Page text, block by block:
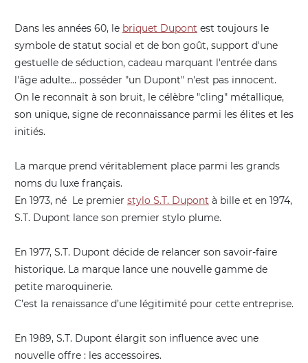
Dans les années 60, le briquet Dupont est toujours le
symbole de statut social et de bon goût, support d'une
gestuelle de séduction, cadeau marquant l'entrée dans
l'âge adulte… posséder "un Dupont" n'est pas innocent.
On le reconnaît à son bruit, le célèbre "cling" métallique,
son unique, signe de reconnaissance parmi les élites et les
initiés.
La marque prend véritablement place parmi les grands
noms du luxe français.
En 1973, né Le premier stylo S.T. Dupont à bille et en 1974,
S.T. Dupont lance son premier stylo plume.
En 1977, S.T. Dupont décide de relancer son savoir-faire
historique. La marque lance une nouvelle gamme de
petite maroquinerie.
C’est la renaissance d’une légitimité pour cette entreprise.
En 1989, S.T. Dupont élargit son influence avec une
nouvelle offre : les accessoires.